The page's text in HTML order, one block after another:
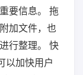
要信息。 拖
加文件，也
行整理。 快
以加快用户